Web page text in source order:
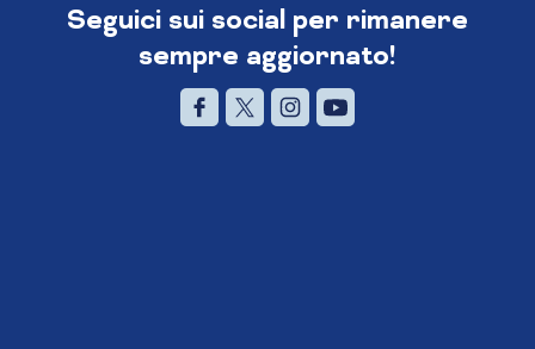
Seguici sui social per rimanere
sempre aggiornato!